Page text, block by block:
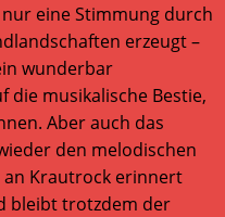
eine Stimmung durch
erzeugt –
wunderbar
die musikalische Bestie,
Aber auch das
den melodischen
an Krautrock erinnert
bleibt trotzdem der